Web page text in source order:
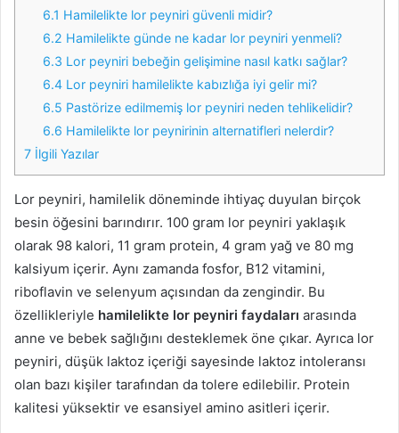
6.1 Hamilelikte lor peyniri güvenli midir?
6.2 Hamilelikte günde ne kadar lor peyniri yenmeli?
6.3 Lor peyniri bebeğin gelişimine nasıl katkı sağlar?
6.4 Lor peyniri hamilelikte kabızlığa iyi gelir mi?
6.5 Pastörize edilmemiş lor peyniri neden tehlikelidir?
6.6 Hamilelikte lor peynirinin alternatifleri nelerdir?
7 İlgili Yazılar
Lor peyniri, hamilelik döneminde ihtiyaç duyulan birçok
besin öğesini barındırır. 100 gram lor peyniri yaklaşık
olarak 98 kalori, 11 gram protein, 4 gram yağ ve 80 mg
kalsiyum içerir. Aynı zamanda fosfor, B12 vitamini,
riboflavin ve selenyum açısından da zengindir. Bu
özellikleriyle hamilelikte lor peyniri faydaları arasında
anne ve bebek sağlığını desteklemek öne çıkar. Ayrıca lor
peyniri, düşük laktoz içeriği sayesinde laktoz intoleransı
olan bazı kişiler tarafından da tolere edilebilir. Protein
kalitesi yüksektir ve esansiyel amino asitleri içerir.